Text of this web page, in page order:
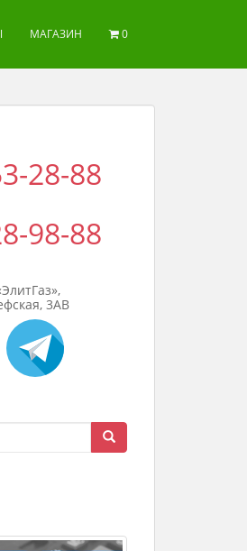
МАГАЗИН 0
28-88
98-88
3АВ